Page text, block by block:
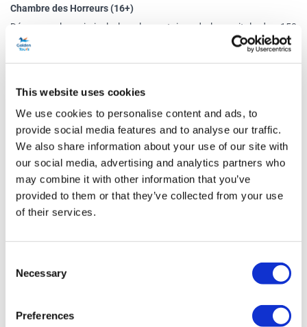
This website uses cookies
We use cookies to personalise content and ads, to
provide social media features and to analyse our traffic.
We also share information about your use of our site with
our social media, advertising and analytics partners who
may combine it with other information that you’ve
provided to them or that they’ve collected from your use
of their services.
Selection
Necessary
Preferences
Chambre des Horreurs (16+)
Découvrez les criminels les plus notoires de la capitale des 150
dernières années dans la Chambre des horreurs de Madame
Tussaud Londres. Apprenez-en plus sur les crimes commis par les
Haigh et Jack l'Éventreur. Observez des objets originaux aux côtés
des personnages tout en essayant de comprendre l'impact
significatif que ces crimes ont eu sur les vies innocentes perdues, les
familles dévastées, la société et l'histoire dans son ensemble .
expérience est incluse dans les billets d'entrée généraux mais n'est
disponible que pour les visiteurs de 16 ans et plus.)
Programme
Marylebone Road, Londres, NW1 5LR